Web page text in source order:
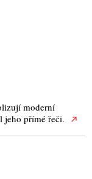
moderní
jeho přímé řeči.